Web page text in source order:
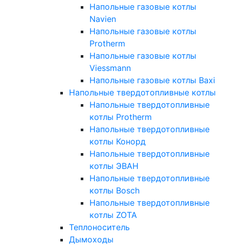
Напольные газовые котлы
Navien
Напольные газовые котлы
Protherm
Напольные газовые котлы
Viessmann
Напольные газовые котлы Baxi
Напольные твердотопливные котлы
Напольные твердотопливные
котлы Protherm
Напольные твердотопливные
котлы Конорд
Напольные твердотопливные
котлы ЭВАН
Напольные твердотопливные
котлы Bosch
Напольные твердотопливные
котлы ZOTA
Теплоноситель
Дымоходы